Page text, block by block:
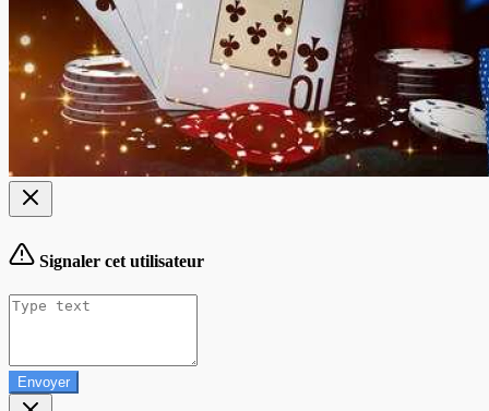
Signaler cet utilisateur
Envoyer